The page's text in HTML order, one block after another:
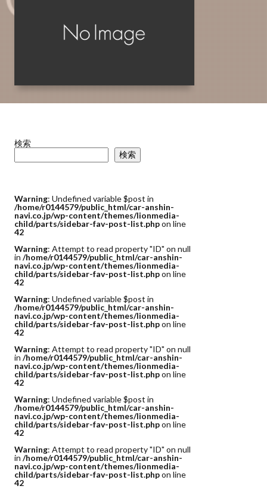
検索
検索
Warning: Undefined variable $post in
/home/r0144579/public_html/car-anshin-
navi.co.jp/wp-content/themes/lionmedia-
child/parts/sidebar-fav-post-list.phpon line
42
Warning: Attempt to read property "ID" on null
in /home/r0144579/public_html/car-anshin-
navi.co.jp/wp-content/themes/lionmedia-
child/parts/sidebar-fav-post-list.phpon line
42
Warning: Undefined variable $post in
/home/r0144579/public_html/car-anshin-
navi.co.jp/wp-content/themes/lionmedia-
child/parts/sidebar-fav-post-list.phpon line
42
Warning: Attempt to read property "ID" on null
in /home/r0144579/public_html/car-anshin-
navi.co.jp/wp-content/themes/lionmedia-
child/parts/sidebar-fav-post-list.phpon line
42
Warning: Undefined variable $post in
/home/r0144579/public_html/car-anshin-
navi.co.jp/wp-content/themes/lionmedia-
child/parts/sidebar-fav-post-list.phpon line
42
Warning: Attempt to read property "ID" on null
in /home/r0144579/public_html/car-anshin-
navi.co.jp/wp-content/themes/lionmedia-
child/parts/sidebar-fav-post-list.phpon line
42